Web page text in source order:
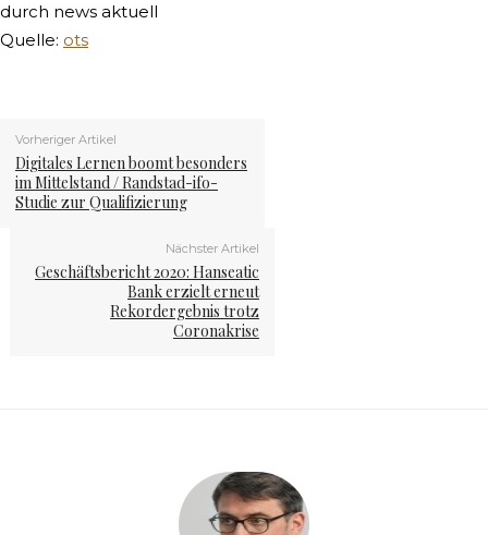
durch news aktuell
Quelle: ots
Vorheriger Artikel
Digitales Lernen boomt besonders
im Mittelstand / Randstad-ifo-
Studie zur Qualifizierung
Nächster Artikel
Geschäftsbericht 2020: Hanseatic
Bank erzielt erneut
Rekordergebnis trotz
Coronakrise